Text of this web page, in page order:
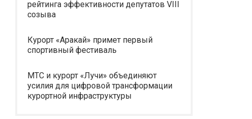
рейтинга эффективности депутатов VIII
созыва
Курорт «Аракай» примет первый
спортивный фестиваль
МТС и курорт «Лучи» объединяют
усилия для цифровой трансформации
курортной инфраструктуры